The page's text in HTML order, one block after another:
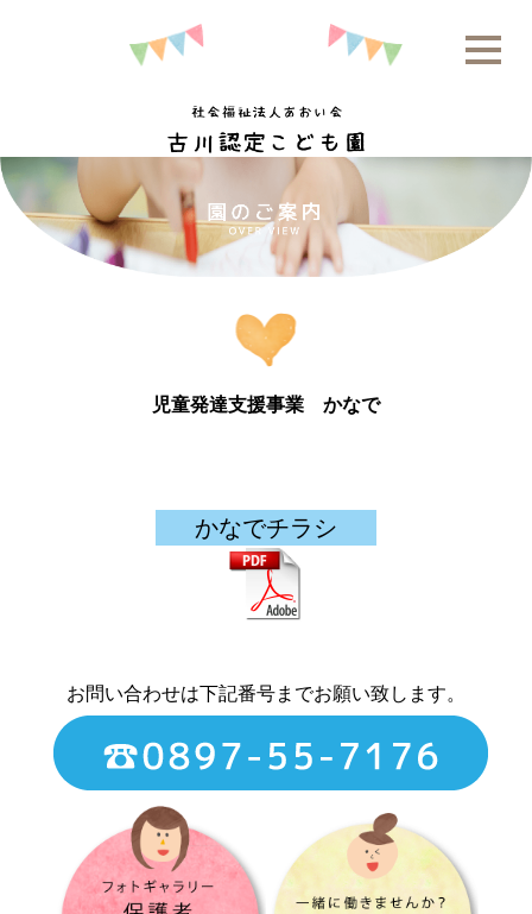
児童発達支援事業 かなで
かなでチラシ
お問い合わせは下記番号までお願い致します。